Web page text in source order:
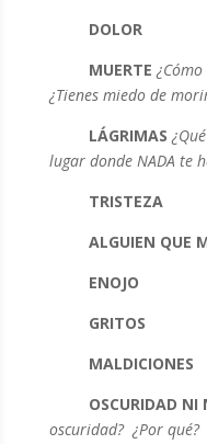
DOLOR
MUERTE
¿Tienes miedo de
LÁGRIMAS
lugar donde NADA te
TRISTEZA
ALGUIEN QUE
ENOJO
GRITOS
MALDICIONES
OSCURIDAD NI
oscuridad? ¿Por qué?